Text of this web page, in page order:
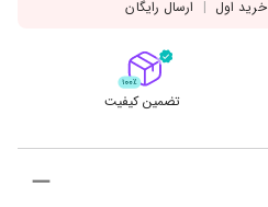
تضمین کیفیت